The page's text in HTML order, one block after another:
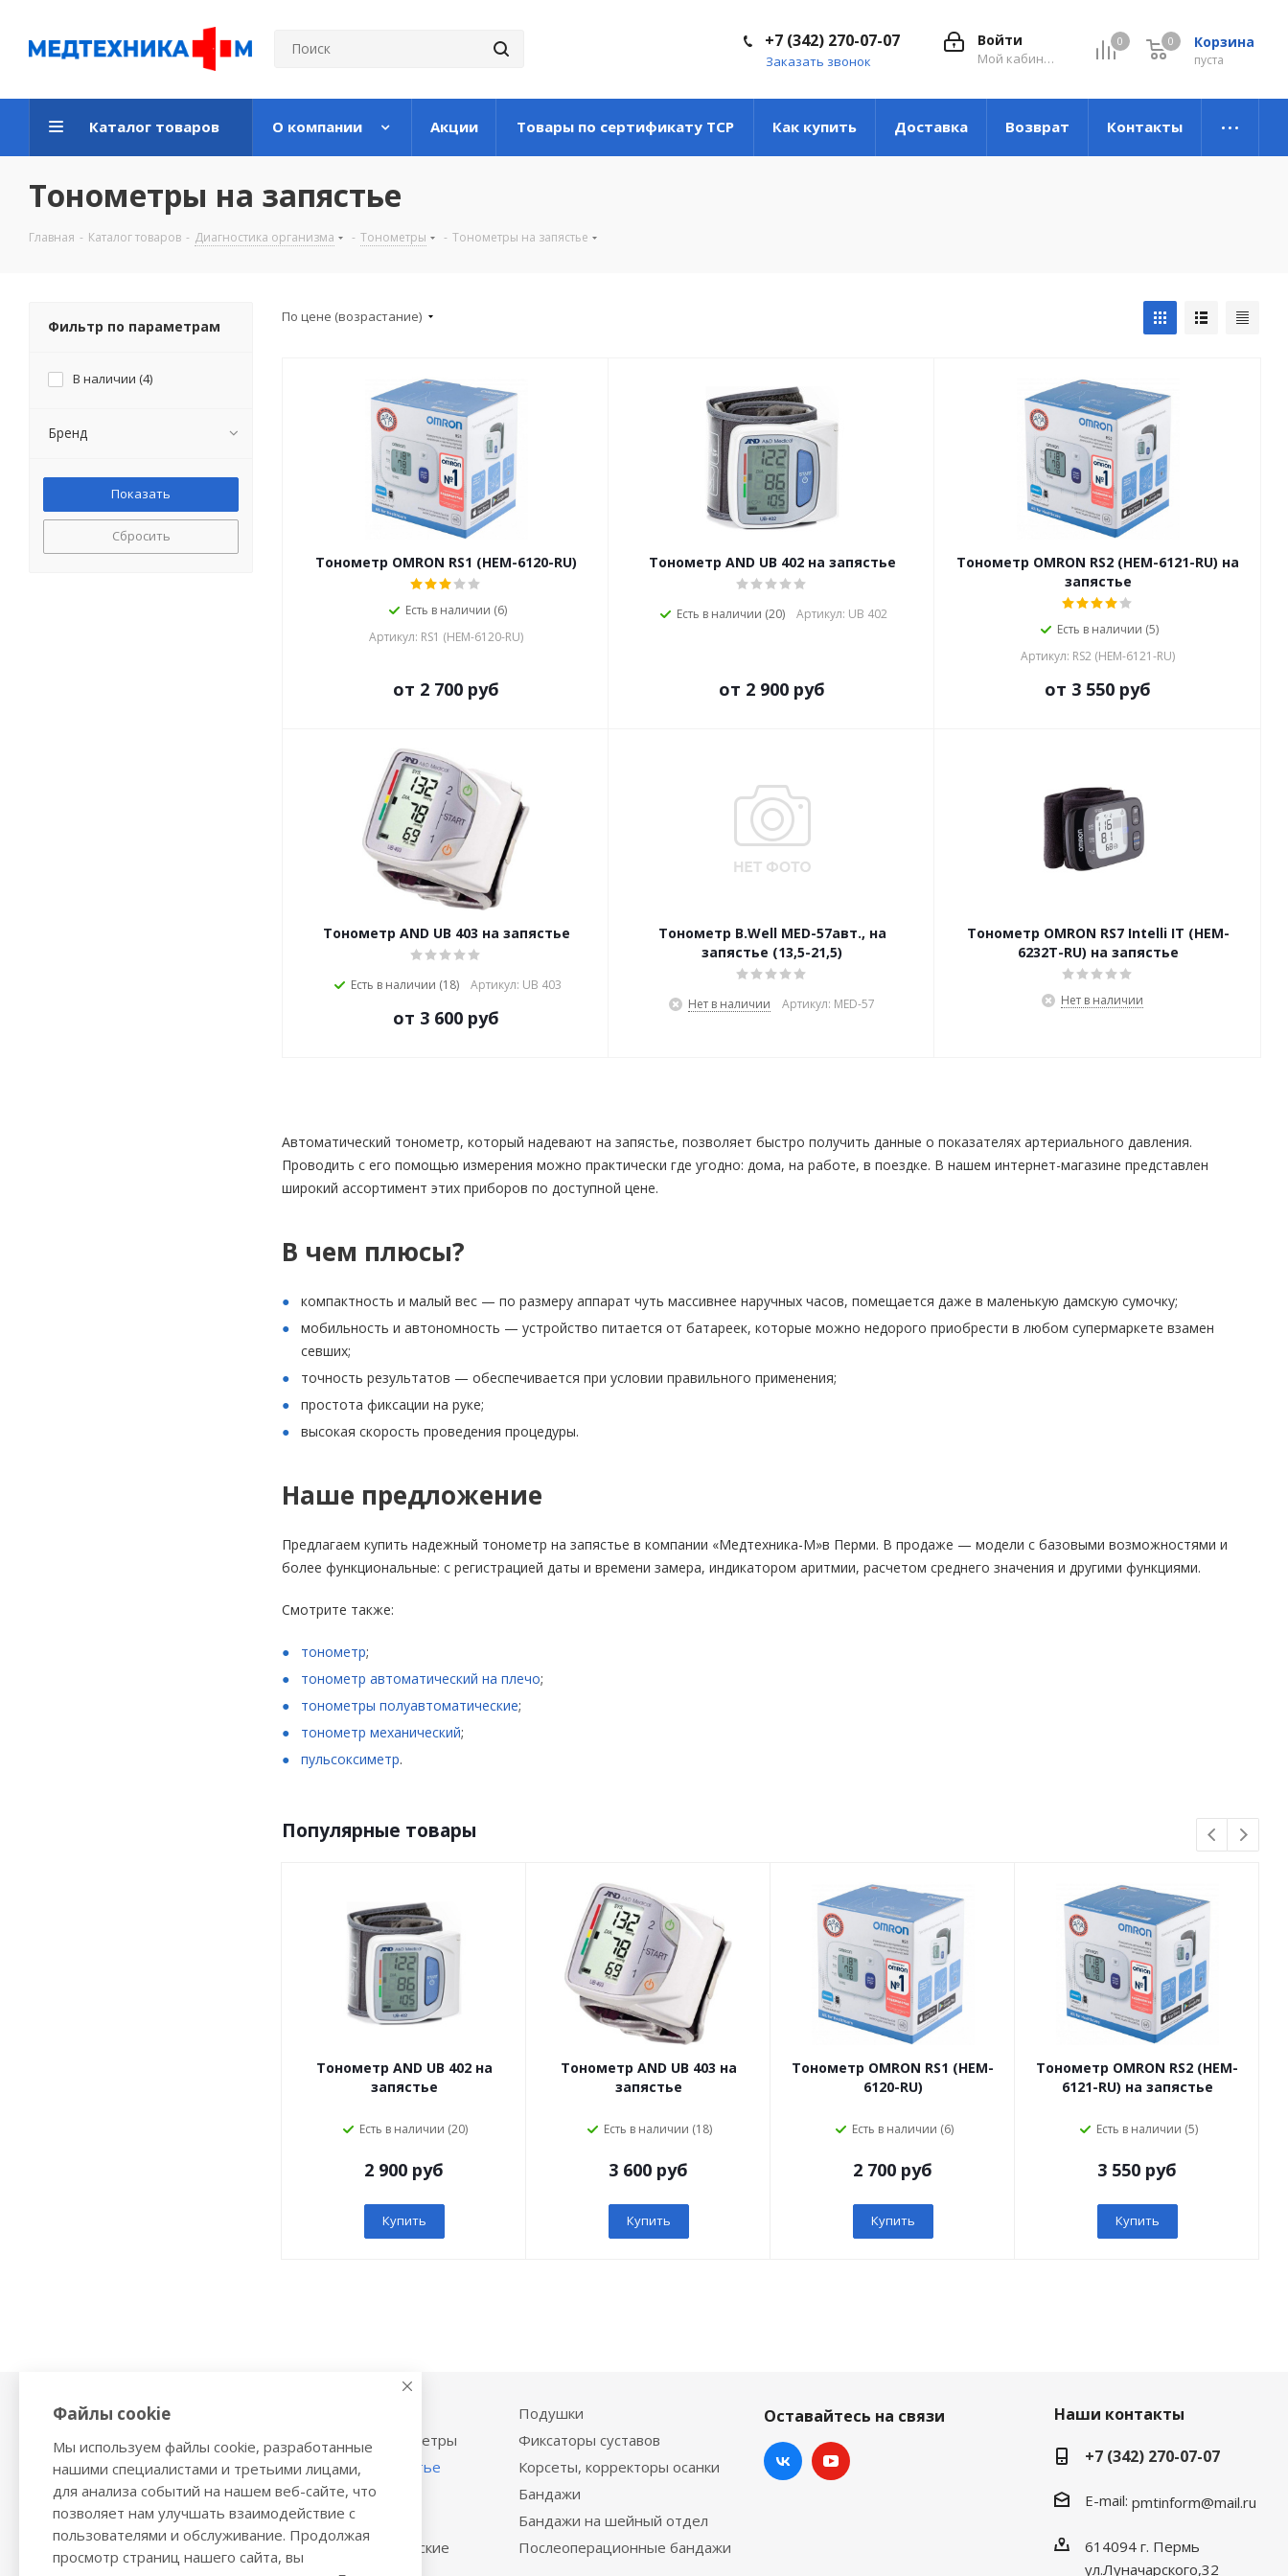
0 Корзина
0
пуста
0
Войти
Мой кабинет
+7 (342) 270-07-07
Заказать звонок
Каталог товаров О компании Акции Товары по сертификату ТСР Как купить Доставка Возврат Контакты
Тонометры на запястье
Главная - Каталог товаров - Диагностика организма - Тонометры - Тонометры на запястье
По цене (возрастание)
Тонометр OMRON RS1 (HEM-6120-RU)
Есть в наличии (6)
Артикул: RS1 (HEM-6120-RU)
от 2 700 руб
Тонометр AND UB 402 на запястье
Есть в наличии (20) Артикул: UB 402
от 2 900 руб
Тонометр OMRON RS2 (HEM-6121-RU) на
запястье
Есть в наличии (5)
Артикул: RS2 (HEM-6121-RU)
от 3 550 руб
Тонометр AND UB 403 на запястье
Есть в наличии (18) Артикул: UB 403
от 3 600 руб
Тонометр B.Well MED-57авт., на
запястье (13,5-21,5)
Нет в наличии Артикул: MED-57
Тонометр OMRON RS7 Intelli IT (HEM-
6232T-RU) на запястье
Нет в наличии
Автоматический тонометр, который надевают на запястье, позволяет быстро получить данные о показателях артериального давления.
Проводить с его помощью измерения можно практически где угодно: дома, на работе, в поездке. В нашем интернет-магазине представлен
широкий ассортимент этих приборов по доступной цене.
В чем плюсы?
компактность и малый вес — по размеру аппарат чуть массивнее наручных часов, помещается даже в маленькую дамскую сумочку;
мобильность и автономность — устройство питается от батареек, которые можно недорого приобрести в любом супермаркете взамен
севших;
точность результатов — обеспечивается при условии правильного применения;
простота фиксации на руке;
высокая скорость проведения процедуры.
Наше предложение
Предлагаем купить надежный тонометр на запястье в компании «Медтехника-М»в Перми. В продаже — модели с базовыми возможностями и
более функциональные: с регистрацией даты и времени замера, индикатором аритмии, расчетом среднего значения и другими функциями.
Смотрите также:
тонометр;
тонометр автоматический на плечо;
тонометры полуавтоматические;
тонометр механический;
пульсоксиметр.
Популярные товары
Тонометр AND UB 402 на
запястье
Есть в наличии (20)
2 900 руб
Купить
Тонометр AND UB 403 на
запястье
Есть в наличии (18)
3 600 руб
Купить
Тонометр OMRON RS1 (HEM-
6120-RU)
Есть в наличии (6)
2 700 руб
Купить
Тонометр OMRON RS2 (HEM-
6121-RU) на запястье
Есть в наличии (5)
3 550 руб
Купить
Фильтр по параметрам
В наличии (4)
Бренд
Сбросить
Физиотерапия,
Ингаляторы
Ультразвуковые ингаляторы и
небулайзеры
Глюкометры
Облучатели бактерицидные,
инфракрасные лампы
Механические тонометры
Тонометры на запястье
Трости и костыли
Ходунки
Стельки ортопедические
Подушки
Фиксаторы суставов
Корсеты, корректоры осанки
Бандажи
Бандажи на шейный отдел
Послеоперационные бандажи
Оставайтесь на связи
Наши контакты
+7 (342) 270-07-07
E-mail: pmtinform@mail.ru
614094 г. Пермь
ул.Луначарского,32
Файлы cookie
Мы используем файлы cookie, разработанные
нашими специалистами и третьими лицами,
для анализа событий на нашем веб-сайте, что
позволяет нам улучшать взаимодействие с
пользователями и обслуживание. Продолжая
просмотр страниц нашего сайта, вы